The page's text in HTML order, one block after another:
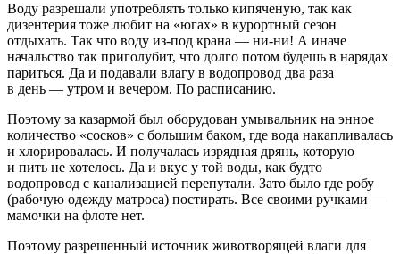
Воду разрешали употреблять только кипяченую, так как
дизентерия тоже любит на «югах» в курортный сезон
отдыхать. Так что воду из-под крана — ни-ни! А иначе
начальство так приголубит, что долго потом будешь в нарядах
париться. Да и подавали влагу в водопровод два раза
в день — утром и вечером. По расписанию.
Поэтому за казармой был оборудован умывальник на энное
количество «сосков» с большим баком, где вода накапливалась
и хлорировалась. И получалась изрядная дрянь, которую
и пить не хотелось. Да и вкус у той воды, как будто
водопровод с канализацией перепутали. Зато было где робу
(рабочую одежду матроса) постирать. Все своими ручками —
мамочки на флоте нет.
Поэтому разрешенный источник животворящей влаги для